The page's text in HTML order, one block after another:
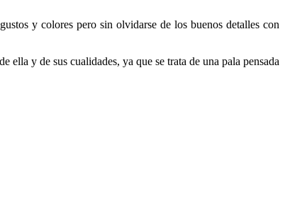
y colores pero sin olvidarse de los buenos detalles con
ella y de sus cualidades, ya que se trata de una pala pensada